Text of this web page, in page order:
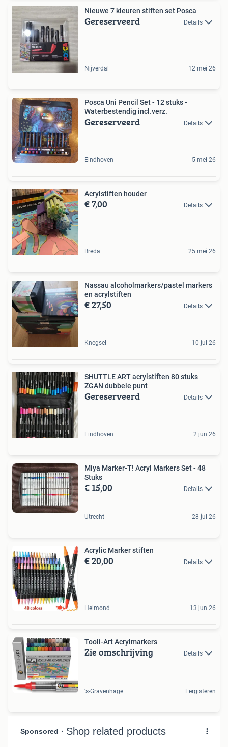
Nieuwe 7 kleuren stiften set Posca
Gereserveerd Details
Nijverdal 12 mei 26
Posca Uni Pencil Set - 12 stuks -
Waterbestendig incl.verz.
Gereserveerd Details
Eindhoven 5 mei 26
Acrylstiften houder
€ 7,00 Details
Breda 25 mei 26
Nassau alcoholmarkers/pastel markers
en acrylstiften
€ 27,50 Details
Knegsel 10 jul 26
SHUTTLE ART acrylstiften 80 stuks
ZGAN dubbele punt
Gereserveerd Details
Eindhoven 2 jun 26
Miya Marker-T! Acryl Markers Set - 48
Stuks
€ 15,00 Details
Utrecht 28 jul 26
Acrylic Marker stiften
€ 20,00 Details
Helmond 13 jun 26
Tooli-Art Acrylmarkers
Zie omschrijving Details
's-Gravenhage Eergisteren